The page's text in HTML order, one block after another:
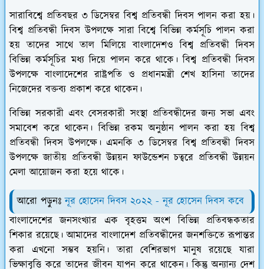
সারাবিশ্বে প্রতিবছর ৩ ডিসেম্বর বিশ্ব প্রতিবন্ধী দিবস পালন করা হয় ।
বিশ্ব প্রতিবন্ধী দিবস উপলক্ষে সারা বিশ্বে বিভিন্ন কর্মসূচি পালন করা
হয় তাদের সাথে তাল মিলিয়ে বাংলাদেশও বিশ্ব প্রতিবন্ধী দিবস
বিভিন্ন কর্মসূচির মধ্য দিয়ে পালন করে থাকে। বিশ্ব প্রতিবন্ধী দিবস
উপলক্ষে বাংলাদেশের রাষ্ট্রপতি ও প্রধানমন্ত্রী শেখ হাসিনা তাদের
নিজেদের বক্তব্য প্রকাশ করে থাকেন।
বিভিন্ন সরকারী এবং বেসরকারী সংস্থা প্রতিবন্ধীদের জন্য সভা এবং
সমাবেশ করে থাকেন। বিভিন্ন রকম অনুষ্ঠান পালন করা হয় বিশ্ব
প্রতিবন্ধী দিবস উপলক্ষে। এমনকি ৩ ডিসেম্বর বিশ্ব প্রতিবন্ধী দিবস
উপলক্ষে জাতীয় প্রতিবন্ধী উন্নয়ন ফাউন্ডেশন চত্বরে প্রতিবন্ধী উন্নয়ন
মেলা আয়োজন করা হয়ে থাকে।
আরো পড়ুনঃনূর হোসেন দিবস ২০২২ - নূর হোসেন দিবস কবে
বাংলাদেশের জনসংখ্যার এক বৃহত্তম অংশ বিভিন্ন প্রতিবন্ধকতার
শিকার রয়েছে। আমাদের বাংলাদেশ প্রতিবন্ধীদের জনশক্তিতে রূপান্তর
করা এখনো সম্ভব হয়নি। তারা বেশিরভাগ মানুষ রয়েছে যারা
ভিক্ষাবৃত্তি করে তাদের জীবন যাপন করে থাকেন। কিন্তু অন্যান্য দেশ